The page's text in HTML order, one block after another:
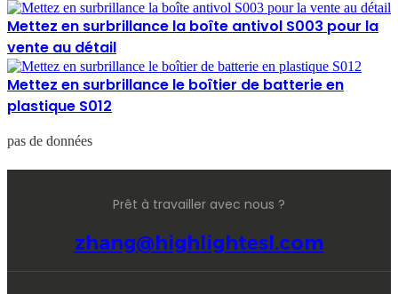
Mettez en surbrillance la boîte antivol S003 pour la
vente au détail
Mettez en surbrillance le boîtier de batterie en
plastique S012
pas de données
Prêt à travailler avec nous ?
zhang@highlightesl.com